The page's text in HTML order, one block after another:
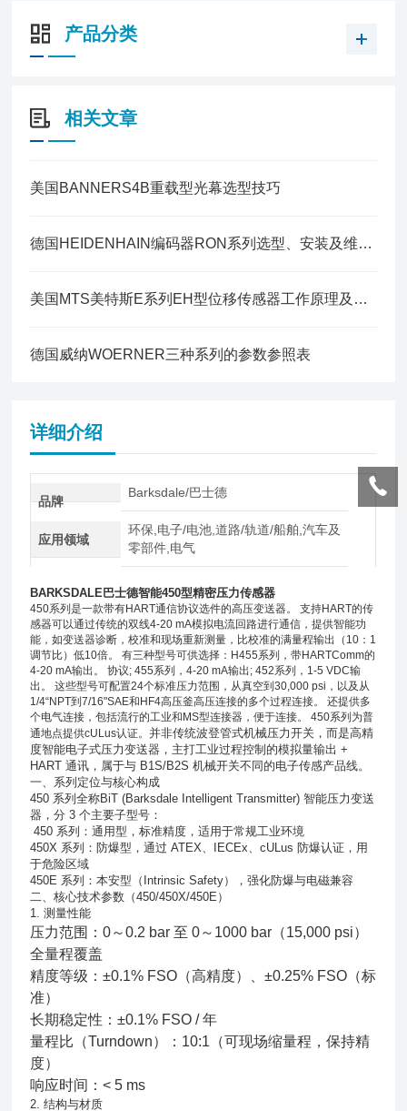
产品分类
相关文章
美国BANNERS4B重载型光幕选型技巧
德国HEIDENHAIN编码器RON系列选型、安装及维护指南
美国MTS美特斯E系列EH型位移传感器工作原理及运用场景
德国威纳WOERNER三种系列的参数参照表
详细介绍
品牌
Barksdale/巴士德
应用领域
环保,电子/电池,道路/轨道/船舶,汽车及
零部件,电气
BARKSDALE巴士德智能450型精密压力传感器
450系列是一款带有HART通信协议选件的高压变送器。 支持HART的传
感器可以通过传统的双线4-20 mA模拟电流回路进行通信，提供智能功
能，如变送器诊断，校准和现场重新测量，比校准的满量程输出（10：1
调节比）低10倍。 有三种型号可供选择：H455系列，带HARTComm的
4-20 mA输出。 协议; 455系列，4-20 mA输出; 452系列，1-5 VDC输
出。 这些型号可配置24个标准压力范围，从真空到30,000 psi，以及从
1/4“NPT到7/16"SAE和HF4高压釜高压连接的多个过程连接。 还提供多
个电气连接，包括流行的工业和MS型连接器，便于连接。 450系列为普
通地点提供cULus认证。并非传统波登管式机械压力开关，而是高精
度智能电子式压力变送器 ，主打工业过程控制的模拟量输出 +
HART通讯 ，属于与 B1S/B2S机械开关不同的电子传感产品线。
一、系列定位与核心构成
450 系列全称BiT (Barksdale Intelligent Transmitter) 智能压力变送
器，分 3 个主要子型号：
450 系列：通用型，标准精度，适用于常规工业环境
450X 系列：防爆型，通过 ATEX、IECEx、cULus 防爆认证，用
于危险区域
450E 系列：本安型（Intrinsic Safety），强化防爆与电磁兼容
二、核心技术参数（450/450X/450E）
1. 测量性能
压力范围：0～0.2 bar 至 0～1000 bar（15,000 psi）
全量程覆盖
精度等级：±0.1% FSO（高精度）、±0.25% FSO（标
准）
长期稳定性：±0.1% FSO / 年
量程比（Turndown）：10:1（可现场缩量程，保持精
度）
响应时间：< 5 ms
2. 结构与材质